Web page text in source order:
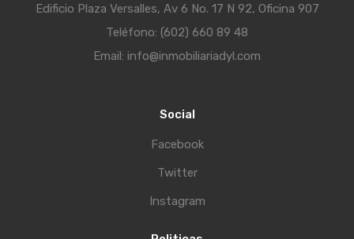
Edificio Plaza Versalles, Av 6 No. 17 N 92, Oficina 907
Teléfono: (602) 660 89 48
Email: info@inmobiliariadyl.com
Social
Facebook
Twitter
Instagram